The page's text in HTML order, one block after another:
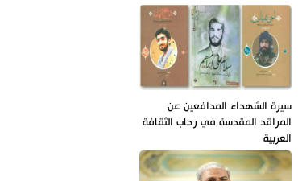
سيرة الشهداء المدافعين عن
المراقد المقدسة في رحاب الثقافة
العربية